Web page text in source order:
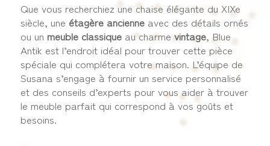
Que vous recherchiez une chaise élégante du XIXe
siècle, une étagère ancienneavec des détails ornés
ou un meuble classiqueau charmevintage, Blue
Antik est l’endroit idéal pour trouver cette pièce
spéciale qui complétera votre maison. L’équipe de
Susana s’engage à fournir un service personnalisé
et des conseils d’experts pour vous aider à trouver
le meuble parfait qui correspond à vos goûts et
besoins.